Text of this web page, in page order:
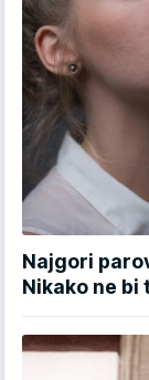
Najgori
Nikako ne bi